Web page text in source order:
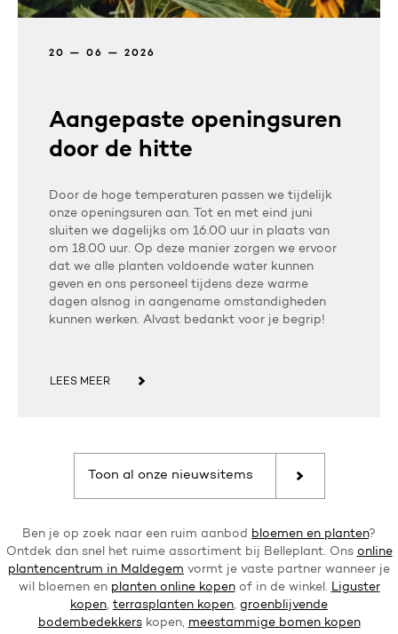
20 — 06 — 2026
Aangepaste openingsuren
door de hitte
Door de hoge temperaturen passen we tijdelijk
onze openingsuren aan. Tot en met eind juni
sluiten we dagelijks om 16.00 uur in plaats van
om 18.00 uur. Op deze manier zorgen we ervoor
dat we alle planten voldoende water kunnen
geven en ons personeel tijdens deze warme
dagen alsnog in aangename omstandigheden
kunnen werken. Alvast bedankt voor je begrip!
LEES MEER
Toon al onze nieuwsitems
Ben je op zoek naar een ruim aanbod bloemen en planten?
Ontdek dan snel het ruime assortiment bij Belleplant. Ons online
plantencentrum in Maldegem vormt je vaste partner wanneer je
wil bloemen en planten online kopenof in de winkel. Liguster
kopen, terrasplanten kopen, groenblijvende
bodembedekkerskopen, meestammige bomen kopen